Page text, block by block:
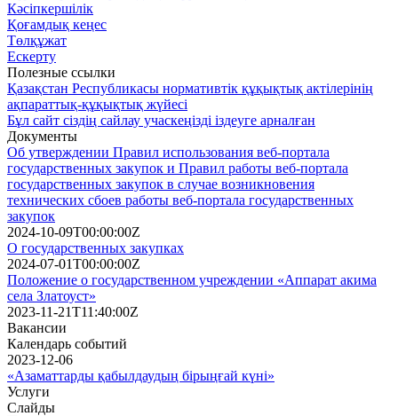
Кәсіпкершілік
Қоғамдық кеңес
Төлқұжат
Ескерту
Полезные ссылки
Қазақстан Республикасы нормативтік құқықтық актілерінің
ақпараттық-құқықтық жүйесі
Бұл сайт сіздің сайлау учаскеңізді іздеуге арналған
Документы
Об утверждении Правил использования веб-портала
государственных закупок и Правил работы веб-портала
государственных закупок в случае возникновения
технических сбоев работы веб-портала государственных
закупок
2024-10-09T00:00:00Z
О государственных закупках
2024-07-01T00:00:00Z
Положение о государственном учреждении «Аппарат акима
села Златоуст»
2023-11-21T11:40:00Z
Вакансии
Календарь событий
2023-12-06
«Азаматтарды қабылдаудың бірыңғай күні»
Услуги
Слайды